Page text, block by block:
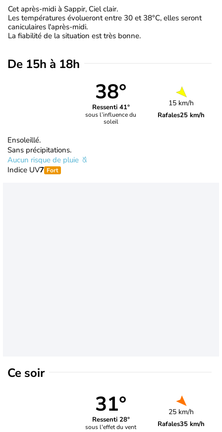
Cet après-midi à Sappir, Ciel clair.
Les températures évolueront entre 30 et 38°C, elles seront
caniculaires l'après-midi.
La fiabilité de la situation est très bonne.
De 15h à 18h
38°
Ressenti 41°
sous l’influence du
soleil
15 km/h
Rafales25 km/h
Ensoleillé.
Sans précipitations.
Aucun risque de pluie
Indice UV7 Fort
Ce soir
31°
Ressenti 28°
sous l'effet du vent
25 km/h
Rafales35 km/h